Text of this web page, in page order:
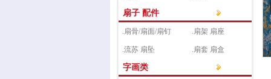
扇子 配件
.扇骨/扇面/扇钉 .扇架 扇座
.流苏 扇坠 .扇套 扇盒
字画类